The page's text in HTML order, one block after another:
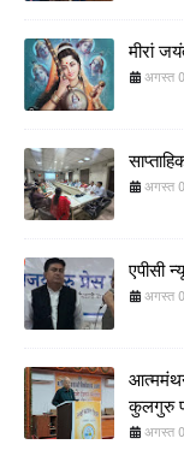
मीरां
अगस्त
अगस्त
एपीसी
अगस्त
कुलगुरु
अगस्त